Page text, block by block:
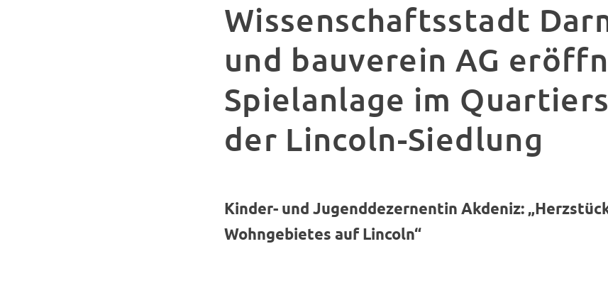
Wissenschaftsstadt
und bauverein AG
Spielanlage im
der Lincoln-Siedlung
Kinder- und Jugenddezernentin Akdeniz:
Wohngebietes auf Lincoln“